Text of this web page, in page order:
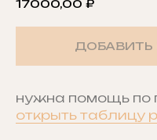
17000,00 ₽
ДОБАВИТЬ
нужна помощь по
открыть таблицу